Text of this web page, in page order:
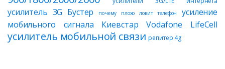
усилитель 3G Бустер почему плохо ловит телефон
усиление
мобильного сигнала Киевстар Vodafone LifeCell
усилитель мобильной связи репитер 4g